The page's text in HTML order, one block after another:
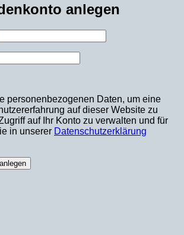
anlegen
personenbezogenen Daten, um eine
auf dieser Website zu
auf Ihr Konto zu verwalten und für
in unserer Datenschutzerklärung